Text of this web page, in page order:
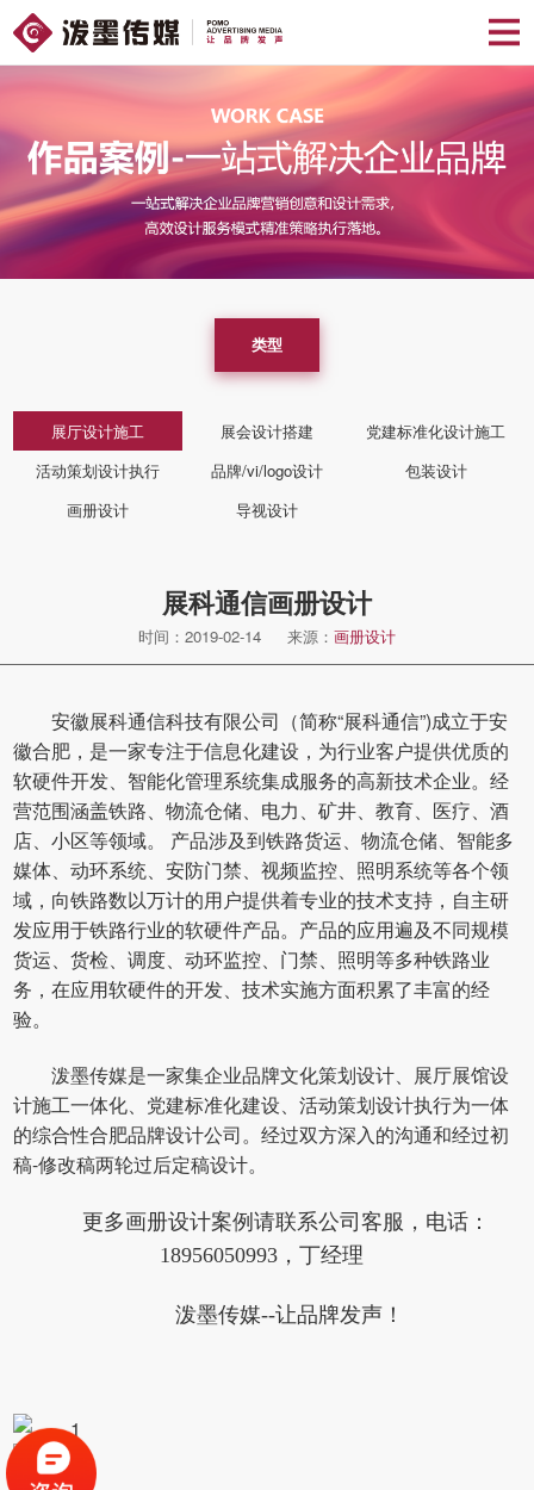
类型
展厅设计施工 展会设计搭建
党建标准化设计施工
活动策划设计执行
品牌/vi/logo设计
包装设计
画册设计
导视设计
展科通信画册设计
时间：2019-02-14 来源：画册设计
安徽展科通信科技有限公司（简称“展科通信”)成立于安
徽合肥，是一家专注于信息化建设，为行业客户提供优质的
软硬件开发、智能化管理系统集成服务的高新技术企业。经
营范围涵盖铁路、物流仓储、电力、矿井、教育、医疗、酒
店、小区等领域。 产品涉及到铁路货运、物流仓储、智能多
媒体、动环系统、安防门禁、视频监控、照明系统等各个领
域，向铁路数以万计的用户提供着专业的技术支持，自主研
发应用于铁路行业的软硬件产品。产品的应用遍及不同规模
货运、货检、调度、动环监控、门禁、照明等多种铁路业
务，在应用软硬件的开发、技术实施方面积累了丰富的经
验。
泼墨传媒是一家集企业品牌文化策划设计、 展厅展馆设
计施工一体化、 党建标准化建设、活动策划设计执行为一体
的综合性合肥品牌设计公司。经过双方深入的沟通和经过初
稿-修改稿两轮过后定稿设计。
更多画册设计案例请联系公司客服，电话：
18956050993，丁经理
泼墨传媒--让品牌发声！